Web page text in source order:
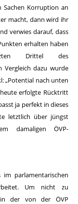
Sachen Korruption an
macht, dann wird ihr
verwies darauf, dass
erhalten haben
Drittel des
Vergleich dazu wurde
„Potential nach unten
erfolgte Rücktritt
ja perfekt in dieses
letztlich über jüngst
damaligen ÖVP-
im parlamentarischen
Um nicht zu
in der von der ÖVP